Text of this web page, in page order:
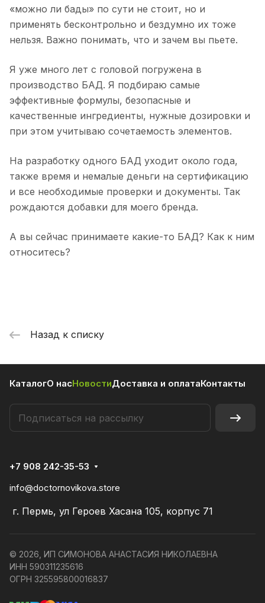
«можно ли бады» по сути не стоит, но и
применять бесконтрольно и бездумно их тоже
нельзя. Важно понимать, что и зачем вы пьете.
Я уже много лет с головой погружена в
производство БАД. Я подбираю самые
эффективные формулы, безопасные и
качественные ингредиенты, нужные дозировки и
при этом учитываю сочетаемость элементов.
На разработку одного БАД уходит около года,
также время и немалые деньги на сертификацию
и все необходимые проверки и документы. Так
рождаются добавки для моего бренда.
А вы сейчас принимаете какие-то БАД? Как к ним
относитесь?
Назад к списку
КаталогО насНовостиДоставка и оплатаКонтакты
+7 908 242-35-53
info@doctornovikova.store
г. Пермь, ул Героев Хасана 105, корпус 71
© 2026, ИП СИМОНОВА АНАСТАСИЯ НИКОЛАЕВНА
ИНН 590311235616
ОГРН 325595800016837